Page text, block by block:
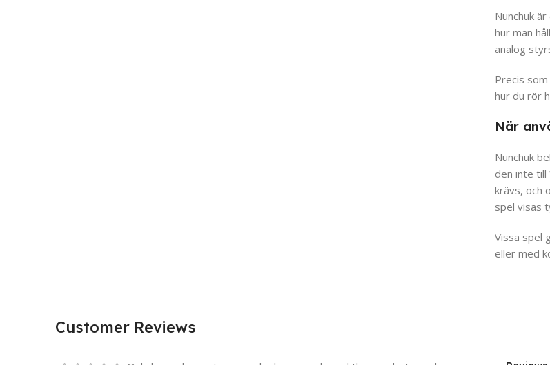
Nunchuk
hur man
analog
Precis
hur du rör
När
Nunchuk
den inte till
krävs, och
spel visas
Vissa spel
eller med
Customer Reviews